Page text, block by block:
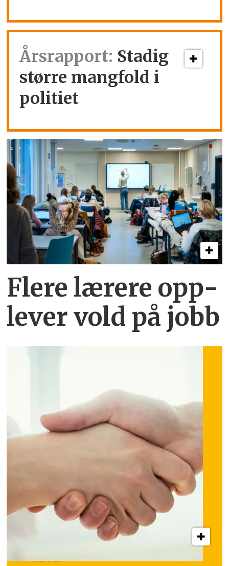
Årsrapport: Stadig
større mangfold i
politiet
Flere lærere opp­
lever vold på jobb
INNLEGG: